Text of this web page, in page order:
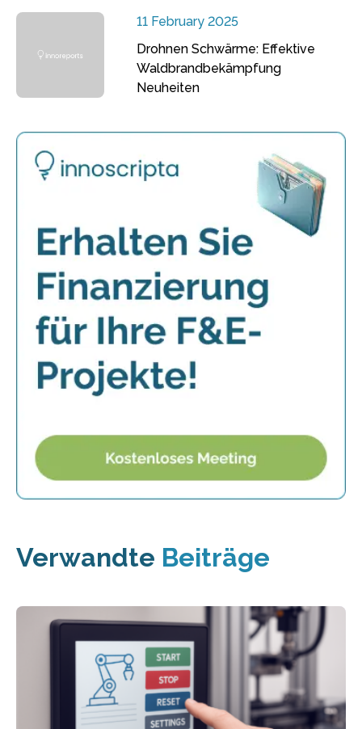
11 February 2025
Drohnen Schwärme: Effektive
Waldbrandbekämpfung
Neuheiten
Verwandte Beiträge